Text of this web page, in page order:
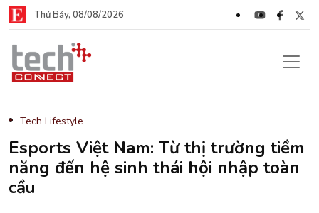
Thứ Bảy, 08/08/2026
Tech Lifestyle
Esports Việt Nam: Từ thị trường tiềm
năng đến hệ sinh thái hội nhập toàn
cầu